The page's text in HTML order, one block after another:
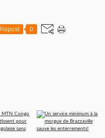
Repost 0